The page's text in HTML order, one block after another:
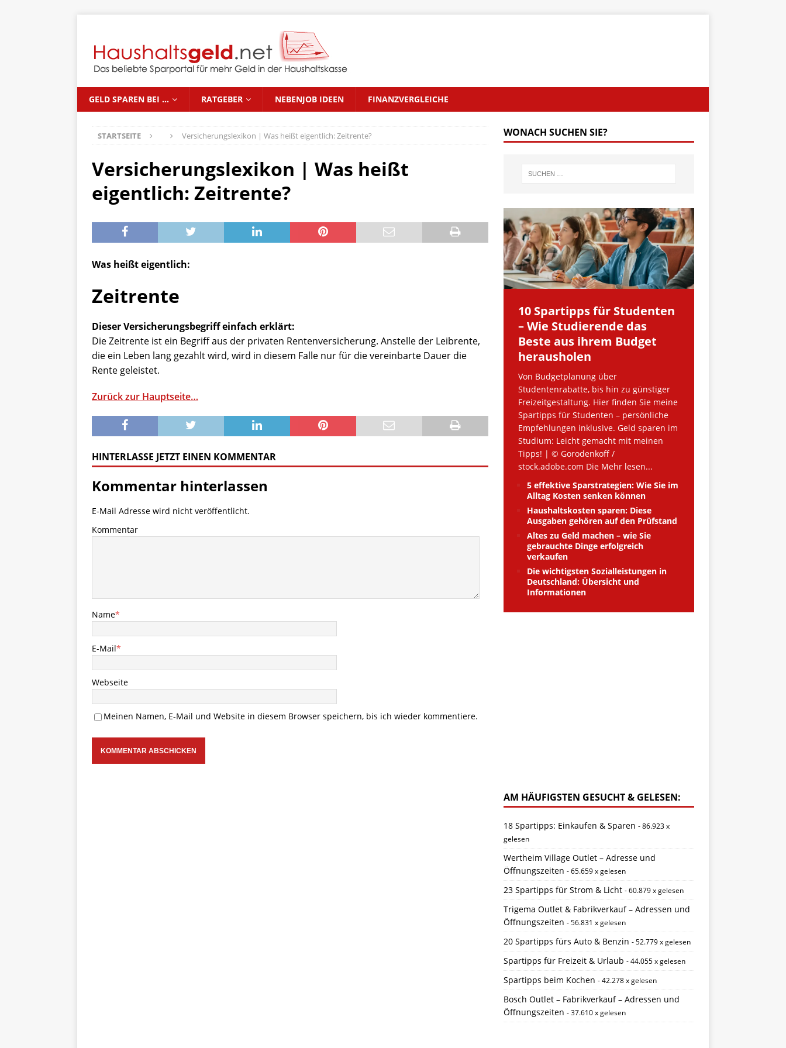
GELD SPAREN BEI … RATGEBER NEBENJOB IDEEN FINANZVERGLEICHE
STARTSEITE Versicherungslexikon | Was heißt eigentlich: Zeitrente?
Versicherungslexikon | Was heißt
eigentlich: Zeitrente?
Was heißt eigentlich:
Zeitrente
Dieser Versicherungsbegriff einfach erklärt:
Die Zeitrente ist ein Begriff aus der privaten Rentenversicherung. Anstelle der Leibrente,
die ein Leben lang gezahlt wird, wird in diesem Falle nur für die vereinbarte Dauer die
Rente geleistet.
Zurück zur Hauptseite…
HINTERLASSE JETZT EINEN KOMMENTAR
Kommentar hinterlassen
E-Mail Adresse wird nicht veröffentlicht.
Kommentar
Name*
E-Mail*
Webseite
Meinen Namen, E-Mail und Website in diesem Browser speichern, bis ich wieder kommentiere.
WONACH SUCHEN SIE?
10 Spartipps für Studenten
– Wie Studierende das
Beste aus ihrem Budget
herausholen
Von Budgetplanung über
Studentenrabatte, bis hin zu günstiger
Freizeitgestaltung. Hier finden Sie meine
Spartipps für Studenten – persönliche
Empfehlungen inklusive. Geld sparen im
Studium: Leicht gemacht mit meinen
Tipps! | © Gorodenkoff /
stock.adobe.com Die Mehr lesen...
5 effektive Sparstrategien: Wie Sie im
Alltag Kosten senken können
Haushaltskosten sparen: Diese
Ausgaben gehören auf den Prüfstand
Altes zu Geld machen – wie Sie
gebrauchte Dinge erfolgreich
verkaufen
Die wichtigsten Sozialleistungen in
Deutschland: Übersicht und
Informationen
AM HÄUFIGSTEN GESUCHT & GELESEN:
18 Spartipps: Einkaufen & Sparen - 86.923 x
gelesen
Wertheim Village Outlet – Adresse und
Öffnungszeiten - 65.659 x gelesen
23 Spartipps für Strom & Licht - 60.879 x gelesen
Trigema Outlet & Fabrikverkauf – Adressen und
Öffnungszeiten - 56.831 x gelesen
20 Spartipps fürs Auto & Benzin - 52.779 x gelesen
Spartipps für Freizeit & Urlaub - 44.055 x gelesen
Spartipps beim Kochen - 42.278 x gelesen
Bosch Outlet – Fabrikverkauf – Adressen und
Öffnungszeiten - 37.610 x gelesen